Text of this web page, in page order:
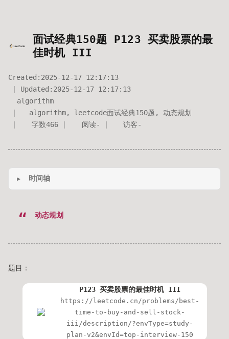
面试经典150题 P123 买卖股票的最
佳时机 III
Created: 2025-12-17 12:17:13
Updated: 2025-12-17 12:17:13
algorithm
algorithm, leetcode面试经典150题 , 动态规划
字数466 阅读- 访客-
时间轴
动态规划
题目：
P123 买卖股票的最佳时机 III
https://leetcode.cn/problems/best-
time-to-buy-and-sell-stock-
iii/description/?envType=study-
plan-v2&envId=top-interview-150